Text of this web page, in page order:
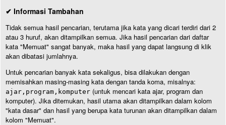
✔ Informasi Tambahan
Tidak semua hasil pencarian, terutama jika kata yang dicari terdiri dari 2
atau 3 huruf, akan ditampilkan semua. Jika hasil pencarian dari daftar
kata "Memuat" sangat banyak, maka hasil yang dapat langsung di klik
akan dibatasi jumlahnya.
Untuk pencarian banyak kata sekaligus, bisa dilakukan dengan
memisahkan masing-masing kata dengan tanda koma, misalnya:
ajar,program,komputer (untuk mencari kata ajar, program dan
komputer). Jika ditemukan, hasil utama akan ditampilkan dalam kolom
"kata dasar" dan hasil yang berupa kata turunan akan ditampilkan dalam
kolom "Memuat".